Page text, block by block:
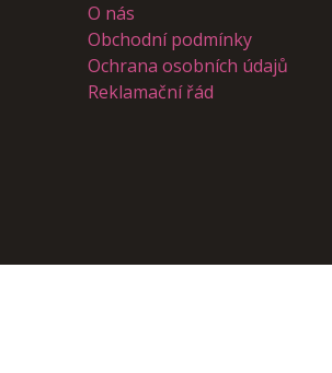
O nás
Obchodní podmínky
Ochrana osobních údajů
Reklamační řád